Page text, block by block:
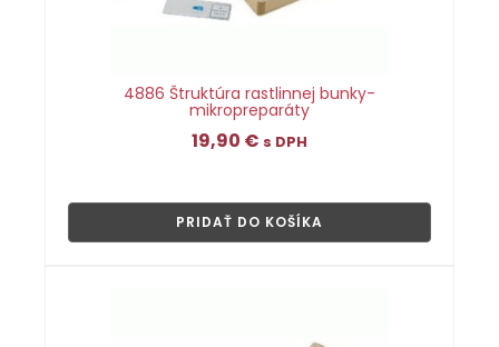
4886 Štruktúra rastlinnej bunky-
mikropreparáty
19,90 € s DPH
PRIDAŤ DO KOŠÍKA